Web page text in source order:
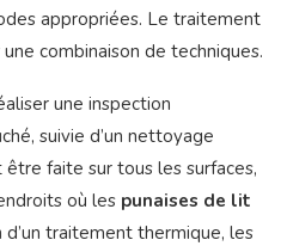
appropriées. Le traitement
combinaison de techniques.
une inspection
suivie d’un nettoyage
être faite sur tous les surfaces,
où les punaises de lit
traitement thermique, les